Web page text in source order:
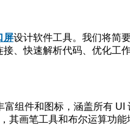
屏设计软件工具。我们将简
、快速解析代码、优化工
富组件和图标，涵盖所有
其画笔工具和布尔运算功能